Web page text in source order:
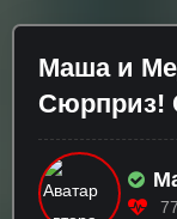
Маша и
Сюрприз!